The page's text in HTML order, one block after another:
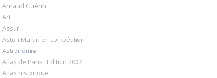
Arnaud Guérin
Art
Assur
Aston Martin en compétition
Astronomie
Atlas de Paris , Edition 2007
Atlas historique